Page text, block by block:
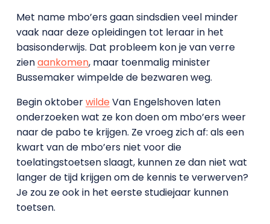
Met name mbo’ers gaan sindsdien veel minder
vaak naar deze opleidingen tot leraar in het
basisonderwijs. Dat probleem kon je van verre
zienaankomen, maar toenmalig minister
Bussemaker wimpelde de bezwaren weg.
Begin oktoberwildeVan Engelshoven laten
onderzoeken wat ze kon doen om mbo’ers weer
naar de pabo te krijgen. Ze vroeg zich af: als een
kwart van de mbo’ers niet voor die
toelatingstoetsen slaagt, kunnen ze dan niet wat
langer de tijd krijgen om de kennis te verwerven?
Je zou ze ook in het eerste studiejaar kunnen
toetsen.